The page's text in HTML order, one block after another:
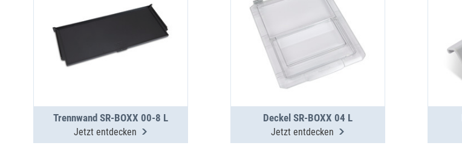
Trennwand SR-BOXX 00-8 L
Jetzt entdecken
Deckel SR-BOXX 04 L
Jetzt entdecken